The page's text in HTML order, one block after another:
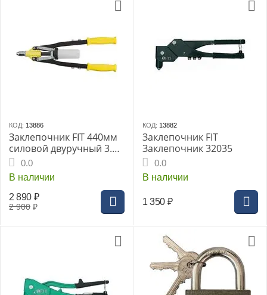
КОД: 13886
Заклепочник FIT 440мм
силовой двуручный 3.2-
6.4мм (32058i)
0.0
В наличии
2 900 ₽
2 890 ₽
КОД: 13882
Заклепочник FIT
Заклепочник 32035
0.0
В наличии
1 350 ₽